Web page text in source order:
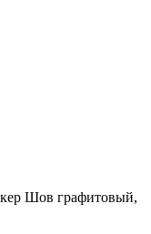
Шов графитовый,